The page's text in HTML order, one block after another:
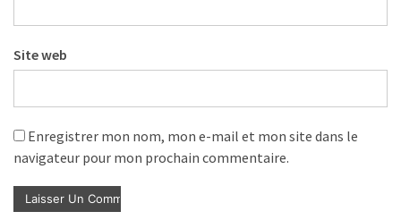
Site web
Enregistrer mon nom, mon e-mail et mon site dans le
navigateur pour mon prochain commentaire.